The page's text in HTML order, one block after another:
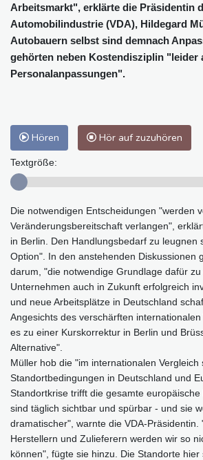
Arbeitsmarkt", erklärte die Präsidentin
Automobilindustrie (VDA), Hildegard
Autobauern selbst sind demnach
gehörten neben Kostendisziplin "leider
Personalanpassungen".
Hören Hör auf zuzuhören
Textgröße:
Die notwendigen Entscheidungen "werden
Veränderungsbereitschaft verlangen",
in Berlin. Den Handlungsbedarf zu leugnen
Option". In den anstehenden Diskussionen
darum, "die notwendige Grundlage dafür
Unternehmen auch in Zukunft erfolgreich
und neue Arbeitsplätze in Deutschland
Angesichts des verschärften
es zu einer Kurskorrektur in Berlin und
Alternative".
Müller hob die "im internationalen Vergleich
Standortbedingungen in Deutschland und
Standortkrise trifft die gesamte
sind täglich sichtbar und spürbar - und sie
dramatischer", warnte die VDA-Präsidentin.
Herstellern und Zulieferern werden wir so
können", fügte sie hinzu. Die Standorte